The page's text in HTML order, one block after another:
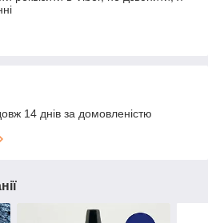
14 днів за домовленістю